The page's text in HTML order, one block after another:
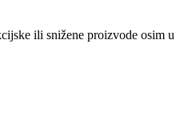
ili snižene proizvode osim u